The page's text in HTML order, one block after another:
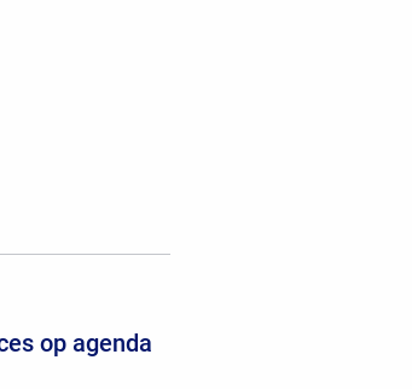
op agenda